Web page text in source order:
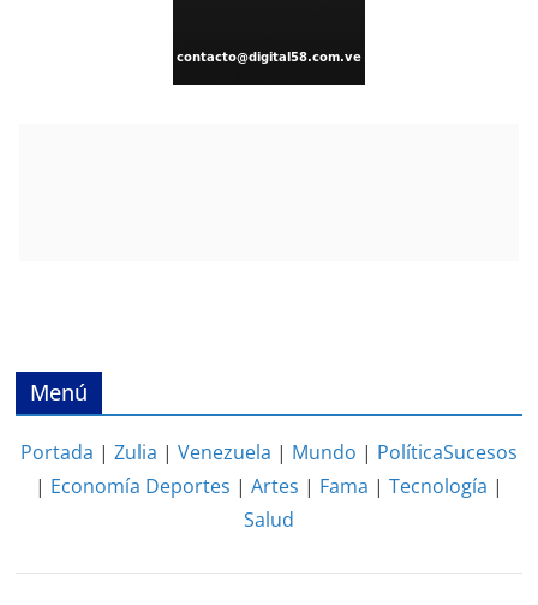
Menú
Portada | Zulia | Venezuela | Mundo | PolíticaSucesos
| Economía Deportes | Artes | Fama | Tecnología |
Salud